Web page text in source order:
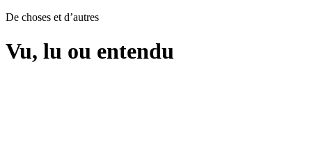
De choses et d’autres
Vu, lu ou entendu